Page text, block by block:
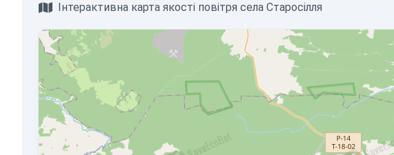
Інтерактивна карта якості повітря села Старосілля